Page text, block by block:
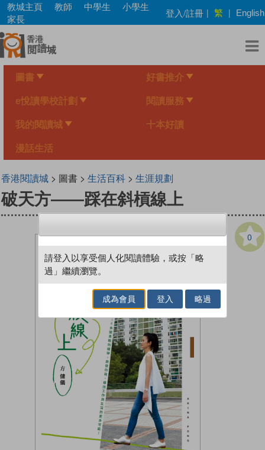
Skip
main
content
教城主頁 教師 中學生
小學生
家長
登入/註冊 | 繁 | English
圖書 好書推介
e悅讀學校計劃 閱讀服務
我的閱讀城 十本好讀
漫話生活
香港閱讀城> 圖書 > 生活百科> 生涯規劃
破天方——踩在斜槓線上
0
請登入以享受個人化閱讀體驗，或按「略
過」繼續瀏覽。
成為會員 登入 略過